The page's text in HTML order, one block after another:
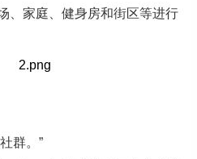
、家庭、健身房和街区等进行
群。”